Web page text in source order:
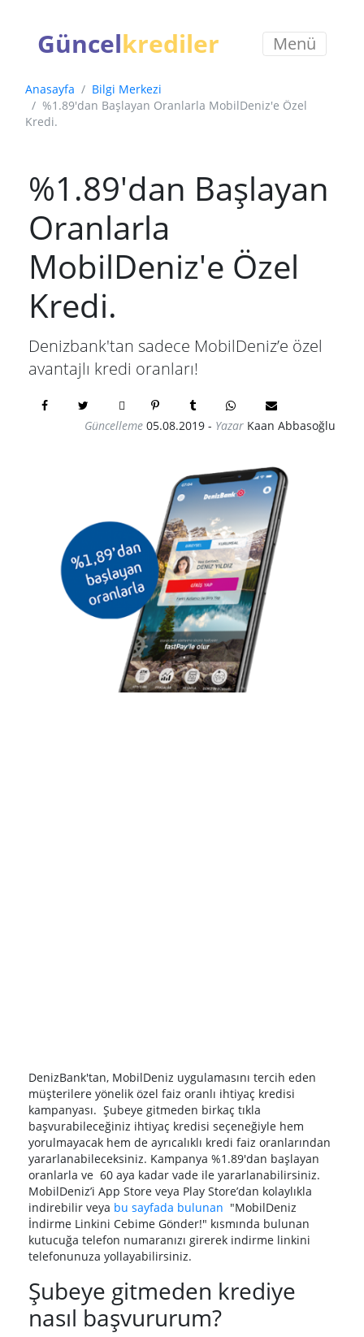
Güncelkrediler Menü
Anasayfa
Bilgi Merkezi
%1.89'dan Başlayan Oranlarla MobilDeniz'e Özel
Kredi.
%1.89'dan Başlayan
Oranlarla
MobilDeniz'e Özel
Kredi.
Denizbank'tan sadece MobilDeniz’e özel
avantajlı kredi oranları!
Güncelleme 05.08.2019 - Yazar Kaan Abbasoğlu
DenizBank'tan, MobilDeniz uygulamasını tercih eden
müşterilere yönelik özel faiz oranlı ihtiyaç kredisi
kampanyası. Şubeye gitmeden birkaç tıkla
başvurabileceğiniz ihtiyaç kredisi seçeneğiyle hem
yorulmayacak hem de ayrıcalıklı kredi faiz oranlarından
yararlanabileceksiniz. Kampanya %1.89'dan başlayan
oranlarla ve 60 aya kadar vade ile yararlanabilirsiniz.
MobilDeniz’i App Store veya Play Store’dan kolaylıkla
indirebilir veya bu sayfada bulunan "MobilDeniz
İndirme Linkini Cebime Gönder!" kısmında bulunan
kutucuğa telefon numaranızı girerek indirme linkini
telefonunuza yollayabilirsiniz.
Şubeye gitmeden krediye
nasıl başvururum?